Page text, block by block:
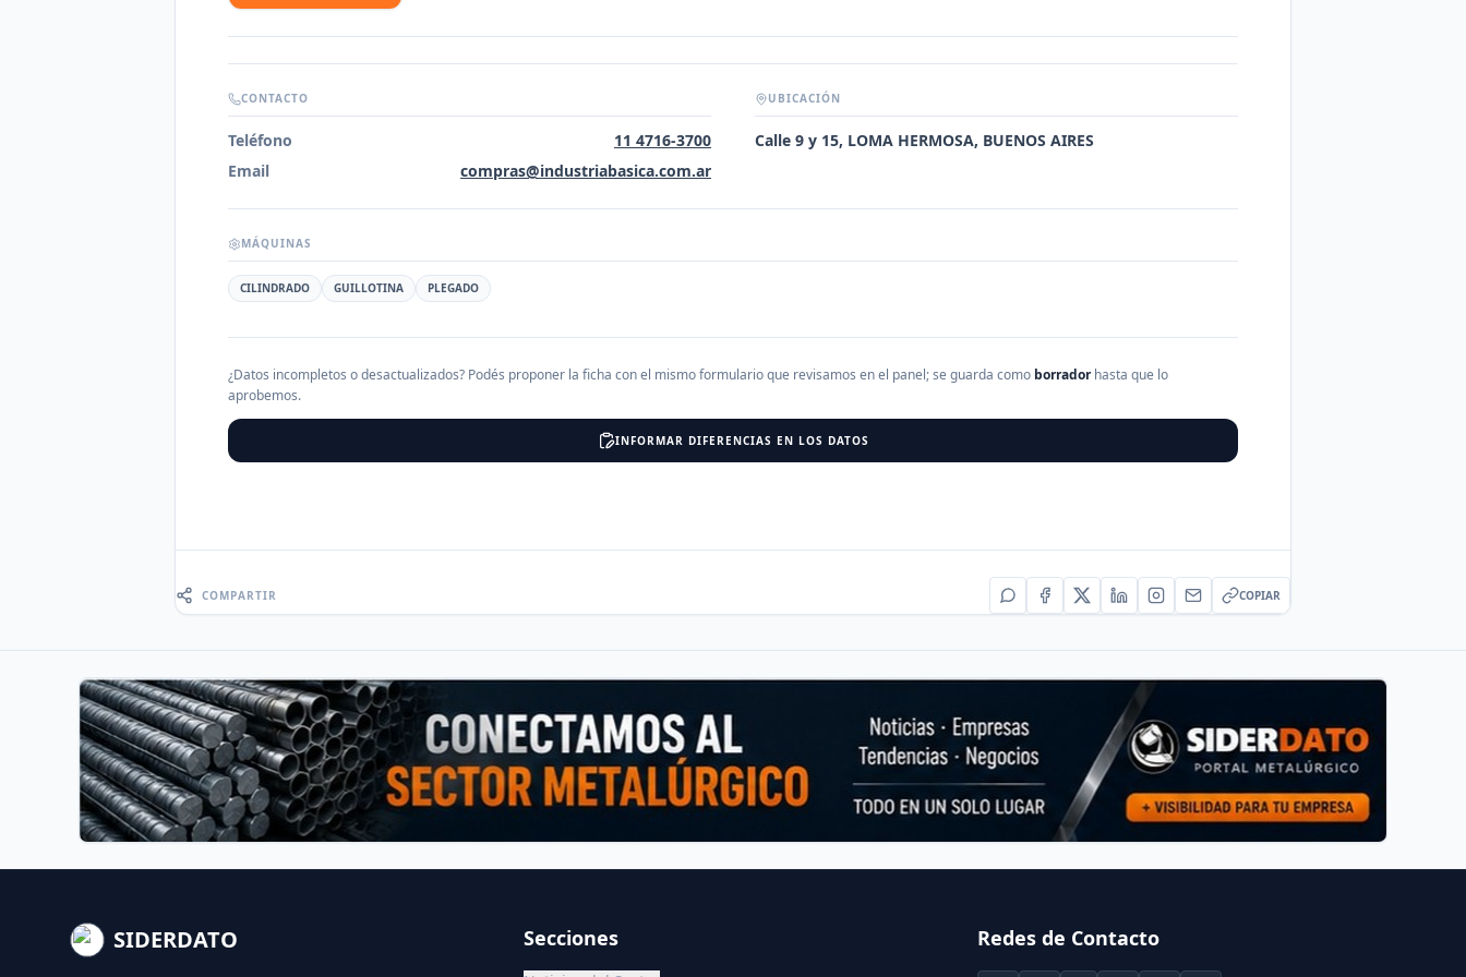
CONTACTO
Teléfono
11 4716-3700
Email
compras@industriabasica.com.ar
UBICACIÓN
Calle 9 y 15, LOMA HERMOSA, BUENOS AIRES
MÁQUINAS
CILINDRADO GUILLOTINA PLEGADO
¿Datos incompletos o desactualizados? Podés proponer la ficha con el mismo formulario que revisamos en el panel; se guarda como borradorhasta que lo
aprobemos.
INFORMAR DIFERENCIAS EN LOS DATOS
COMPARTIR COPIAR
SIDERDATO Secciones Redes de Contacto